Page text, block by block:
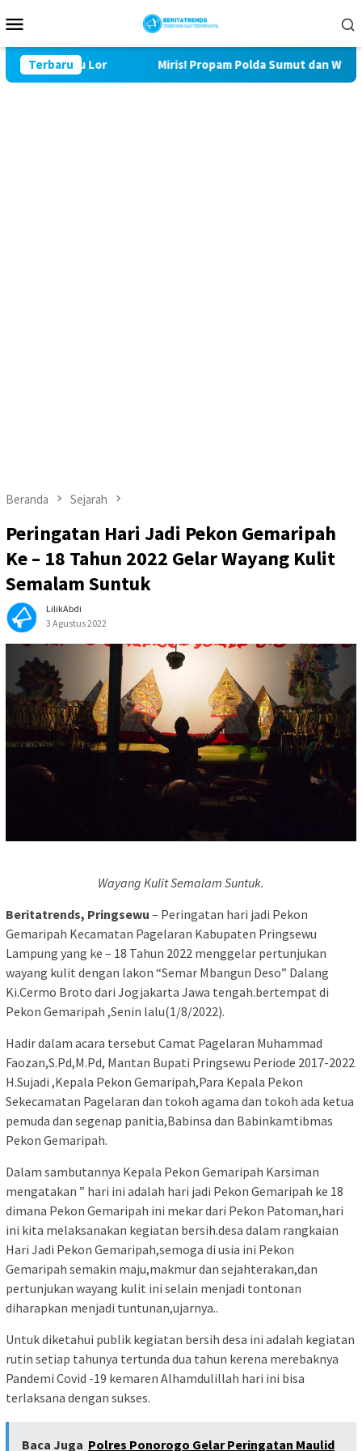
ke
Mobile
Terbaru
Bulu Lor Miris! Propam Polda Sumut dan Wasidik
Beranda Sejarah
Peringatan Hari Jadi Pekon Gemaripah
Ke – 18 Tahun 2022 Gelar Wayang Kulit
Semalam Suntuk
LilikAbdi
3 Agustus 2022
Wayang Kulit Semalam Suntuk.
Beritatrends, Pringsewu – Peringatan hari jadi Pekon
Gemaripah Kecamatan Pagelaran Kabupaten Pringsewu
Lampung yang ke – 18 Tahun 2022 menggelar pertunjukan
wayang kulit dengan lakon “Semar Mbangun Deso” Dalang
Ki.Cermo Broto dari Jogjakarta Jawa tengah.bertempat di
Pekon Gemaripah ,Senin lalu(1/8/2022).
Hadir dalam acara tersebut Camat Pagelaran Muhammad
Faozan,S.Pd,M.Pd, Mantan Bupati Pringsewu Periode 2017-2022
H.Sujadi ,Kepala Pekon Gemaripah,Para Kepala Pekon
Sekecamatan Pagelaran dan tokoh agama dan tokoh ada ketua
pemuda dan segenap panitia,Babinsa dan Babinkamtibmas
Pekon Gemaripah.
Dalam sambutannya Kepala Pekon Gemaripah Karsiman
mengatakan ” hari ini adalah hari jadi Pekon Gemaripah ke 18
dimana Pekon Gemaripah ini mekar dari Pekon Patoman,hari
ini kita melaksanakan kegiatan bersih.desa dalam rangkaian
Hari Jadi Pekon Gemaripah,semoga di usia ini Pekon
Gemaripah semakin maju,makmur dan sejahterakan,dan
pertunjukan wayang kulit ini selain menjadi tontonan
diharapkan menjadi tuntunan,ujarnya..
Untuk diketahui publik kegiatan bersih desa ini adalah kegiatan
rutin setiap tahunya tertunda dua tahun kerena merebaknya
Pandemi Covid -19 kemaren Alhamdulillah hari ini bisa
terlaksana dengan sukses.
Baca Juga Polres Ponorogo Gelar Peringatan Maulid